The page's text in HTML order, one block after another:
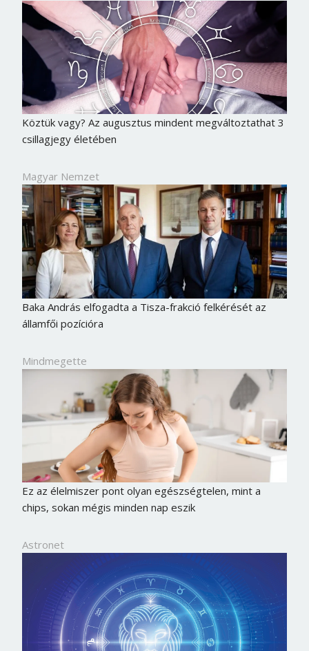
Köztük vagy? Az augusztus mindent megváltoztathat 3
csillagjegy életében
Magyar Nemzet
Baka András elfogadta a Tisza-frakció felkérését az
államfői pozícióra
Mindmegette
Ez az élelmiszer pont olyan egészségtelen, mint a
chips, sokan mégis minden nap eszik
Astronet